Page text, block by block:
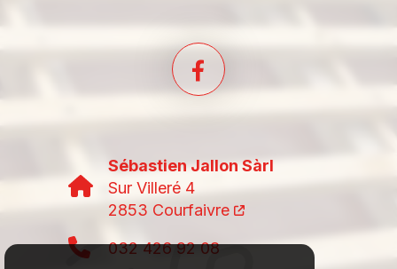
Sébastien Jallon Sàrl
Sur Villeré 4
2853 Courfaivre
032 426 92 08